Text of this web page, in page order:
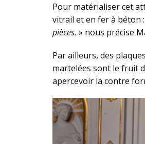
Pour matérialiser cet
vitrail et en fer à béton
pièces. » nous précise
Par ailleurs, des
martelées sont le fruit
apercevoir la contre